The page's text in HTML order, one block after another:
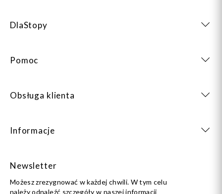
DlaStopy
Pomoc
Obsługa klienta
Informacje
Newsletter
Możesz zrezygnować w każdej chwili. W tym celu
należy odnaleźć szczegóły w naszej informacji